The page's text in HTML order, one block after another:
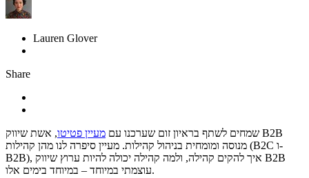
Lauren Glover
Share
שמחים לשתף בראיון זום שערכנו עם מעיין פטיטו, אשת שיווק B2B
מנוסה ומומחית בניהול קהילות. מעיין סיפרה לנו מהן קהילות (B2C ו-
B2B), איך להקים קהילה, ולמה קהילה יכולה להיות ערוץ שיווק B2B
עוצמתי במיוחד – במיוחד בימים אלו.